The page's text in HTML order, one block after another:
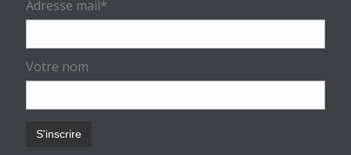
Adresse mail*
Votre nom